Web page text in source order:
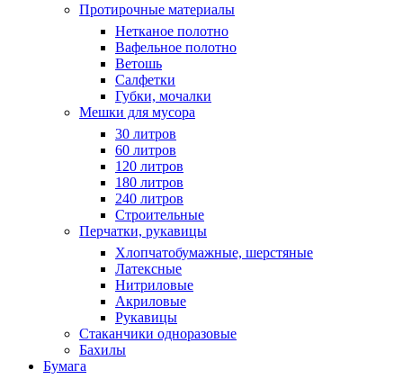
Протирочные материалы
Нетканое полотно
Вафельное полотно
Ветошь
Салфетки
Губки, мочалки
Мешки для мусора
30 литров
60 литров
120 литров
180 литров
240 литров
Строительные
Перчатки, рукавицы
Хлопчатобумажные, шерстяные
Латексные
Нитриловые
Акриловые
Рукавицы
Стаканчики одноразовые
Бахилы
Бумага